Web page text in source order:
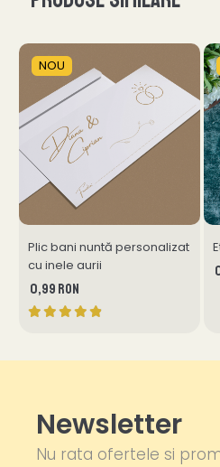
NOU
Plic bani nuntă personalizat
cu inele aurii
0,99 RON
Newsletter
Nu rata ofertele si